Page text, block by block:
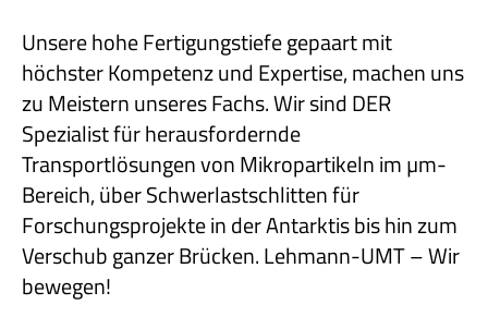
Unsere hohe Fertigungstiefe gepaart mit
höchster Kompetenz und Expertise, machen uns
zu Meistern unseres Fachs. Wir sind DER
Spezialist für herausfordernde
Transportlösungen von Mikropartikeln im µm-
Bereich, über Schwerlastschlitten für
Forschungsprojekte in der Antarktis bis hin zum
Verschub ganzer Brücken. Lehmann-UMT – Wir
bewegen!